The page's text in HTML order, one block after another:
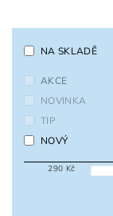
NA SKLADĚ
AKCE
NOVINKA
TIP
NOVÝ
290 Kč